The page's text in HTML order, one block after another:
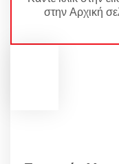
στην Αρχική